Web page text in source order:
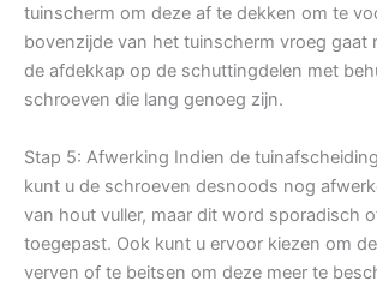
tuinscherm om deze af te dekken om te
bovenzijde van het tuinscherm vroeg gaat
de afdekkap op de schuttingdelen met
schroeven die lang genoeg zijn.
Stap 5: Afwerking Indien de
kunt u de schroeven desnoods nog
van hout vuller, maar dit word sporadisch
toegepast. Ook kunt u ervoor kiezen om
verven of te beitsen om deze meer te